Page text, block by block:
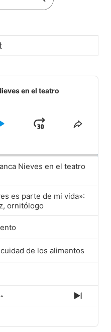
en el teatro
JumpShare
Nieves en el teatro
es parte de mi vida»:
ornitólogo
de los alimentos
Next